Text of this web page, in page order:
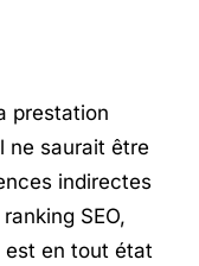
prestation
ne saurait être
indirectes
SEO,
est en tout état